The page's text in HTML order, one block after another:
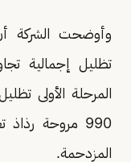
وأوضحت الشركة
990 مروحة
المزدحمة.